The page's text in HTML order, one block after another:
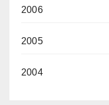
2006
2005
2004